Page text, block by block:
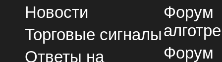
Новости
Торговые сигналы
Ответы на
Форум
Форум